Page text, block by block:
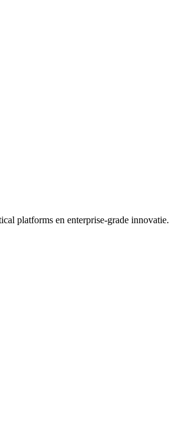
platforms en enterprise-grade innovatie.